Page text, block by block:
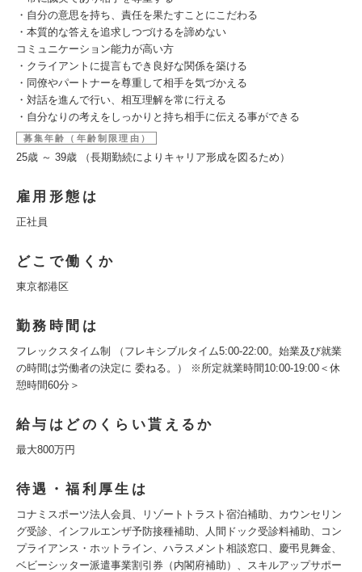
・自分の意思を持ち、責任を果たすことにこだわる
・本質的な答えを追求しつづけるを諦めない
コミュニケーション能力が高い方
・クライアントに提言もでき良好な関係を築ける
・同僚やパートナーを尊重して相手を気づかえる
・対話を進んで行い、相互理解を常に行える
・自分なりの考えをしっかりと持ち相手に伝える事ができる
募集年齢（年齢制限理由）
25歳 ～ 39歳 （長期勤続によりキャリア形成を図るため）
雇用形態は
正社員
どこで働くか
東京都港区
勤務時間は
フレックスタイム制 （フレキシブルタイム5:00-22:00。始業及び就業
の時間は労働者の決定に 委ねる。） ※所定就業時間10:00-19:00＜休
憩時間60分＞
給与はどのくらい貰えるか
最大800万円
待遇・福利厚生は
コナミスポーツ法人会員、リゾートトラスト宿泊補助、カウンセリン
グ受診、インフルエンザ予防接種補助、人間ドック受診料補助、コン
プライアンス・ホットライン、ハラスメント相談窓口、慶弔見舞金、
ベビーシッター派遣事業割引券（内閣府補助）、スキルアップサポー